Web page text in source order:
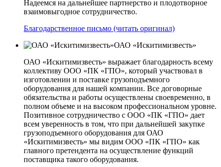
Надеемся на дальнейшее партнерство и плодотворное
взаимовыгодное сотрудничество.
Благодарственное письмо (читать оригинал)
ОАО «Искитимизвесть»
ОАО «Искитимизвесть» выражает благодарность всему
коллективу ООО «ПК «ГПО», который участвовал в
изготовлении и поставке грузоподъемного
оборудования для нашей компании. Все договорные
обязательства и работы осуществлены своевременно, в
полном объеме и на высоком профессиональном уровне.
Позитивное сотрудничество с ООО «ПК «ГПО» дает
всем уверенность в том, что при дальнейшей закупке
грузоподъемного оборудования для ОАО
«Искитимизвесть» мы видим ООО «ПК «ГПО» как
главного претендента на осуществление функций
поставщика такого оборудования.